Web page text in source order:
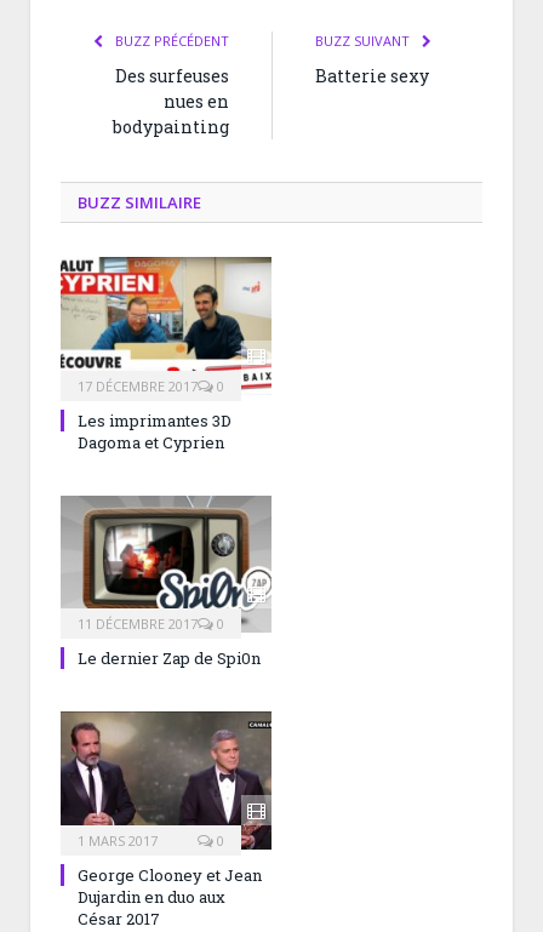
BUZZ PRÉCÉDENT
Des surfeuses
nues en
bodypainting
BUZZ SUIVANT
Batterie sexy
BUZZ SIMILAIRE
17 DÉCEMBRE 2017 0
Les imprimantes 3D
Dagoma et Cyprien
11 DÉCEMBRE 2017 0
Le dernier Zap de Spi0n
1 MARS 2017 0
George Clooney et Jean
Dujardin en duo aux
César 2017